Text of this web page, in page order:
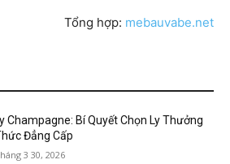
Tổng hợp: mebauvabe.net
Champagne: Bí Quyết Chọn Ly Thưởng
Đẳng Cấp
3 30, 2026